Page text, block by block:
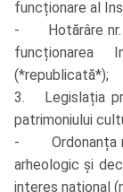
funcționare al
- Hotărâre nr.
funcționarea
(*republicată*);
3. Legislația
patrimoniului
- Ordonanța
arheologic și
interes național